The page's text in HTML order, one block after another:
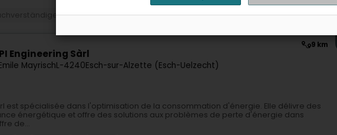
Immobilien Expert in Elektromechanic Sachverstandsbüro
9 km
Engineering Sàrl
MayrischL-4240Esch-sur-Alzette (Esch-Uelzecht)
est spécialisée dans l'optimisation de la consommation d'énergie. Elle délivre des
énergétique et offre des solutions aux problèmes de perte d'énergie dans
de...